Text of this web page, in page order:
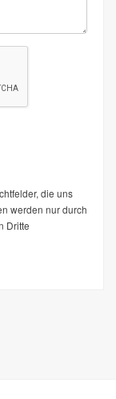
die uns
werden nur durch
Dritte